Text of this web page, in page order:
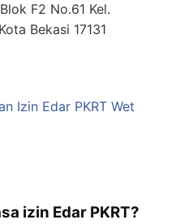
F2 No.61 Kel.
Bekasi 17131
Izin Edar PKRT Wet
izin Edar PKRT?